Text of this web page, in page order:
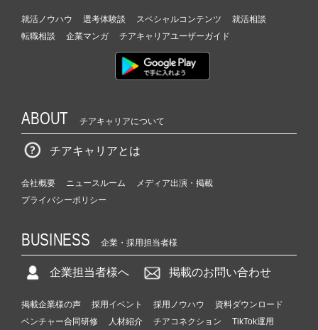
（C
e
r
r
e
e
就活ノウハウ 選考体験談 スペシャルコンテンツ
就活相談
転職相談
企業マンガ チアキャリアユーザーガイド
ABOUT チアキャリアについて
チアキャリアとは
会社概要 ニュースルーム
メディア出演・掲載
プライバシーポリシー
BUSINESS 企業・採用担当者様
企業担当者様へ 掲載のお問い合わせ
掲載企業様の声 採用イベント 採用ノウハウ
資料ダウンロード
ベンチャー合同研修
人材紹介 チアコネクション TikTok運用